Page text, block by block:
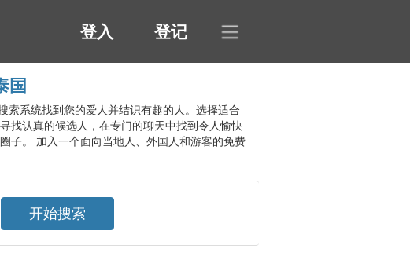
登入 登记
国
系统找到您的爱人并结识有趣的人。选择适合
找认真的候选人，在专门的聊天中找到令人愉快
子。 加入一个面向当地人、外国人和游客的免费